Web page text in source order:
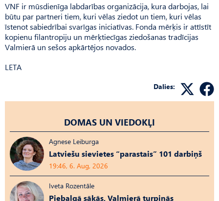
VNF ir mūsdienīga labdarības organizācija, kura darbojas, lai
būtu par partneri tiem, kuri vēlas ziedot un tiem, kuri vēlas
īstenot sabiedrībai svarīgas iniciatīvas. Fonda mērķis ir attīstīt
kopienu filantropiju un mērķtiecīgas ziedošanas tradīcijas
Valmierā un sešos apkārtējos novados.
LETA
Dalies:
DOMAS UN VIEDOKĻI
Agnese Leiburga
Latviešu sievietes “parastais” 101 darbiņš
19:46, 6. Aug, 2026
Iveta Rozentāle
Piebalgā sākās, Valmierā turpinās